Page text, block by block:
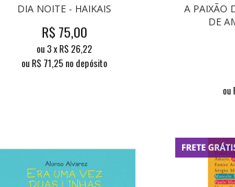
DIA NOITE - HAIKAIS
R$ 75,00
ou3xR$26,22
ou R$71,25no depósito
A PAIXÃO
DE
ou